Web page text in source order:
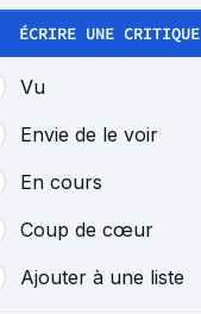
ÉCRIRE UNE CRITIQUE
Vu
Envie de le voir
En cours
Coup de cœur
Ajouter à une liste